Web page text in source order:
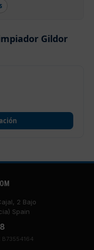
Gildor
2 Bajo
Spain
B73554164